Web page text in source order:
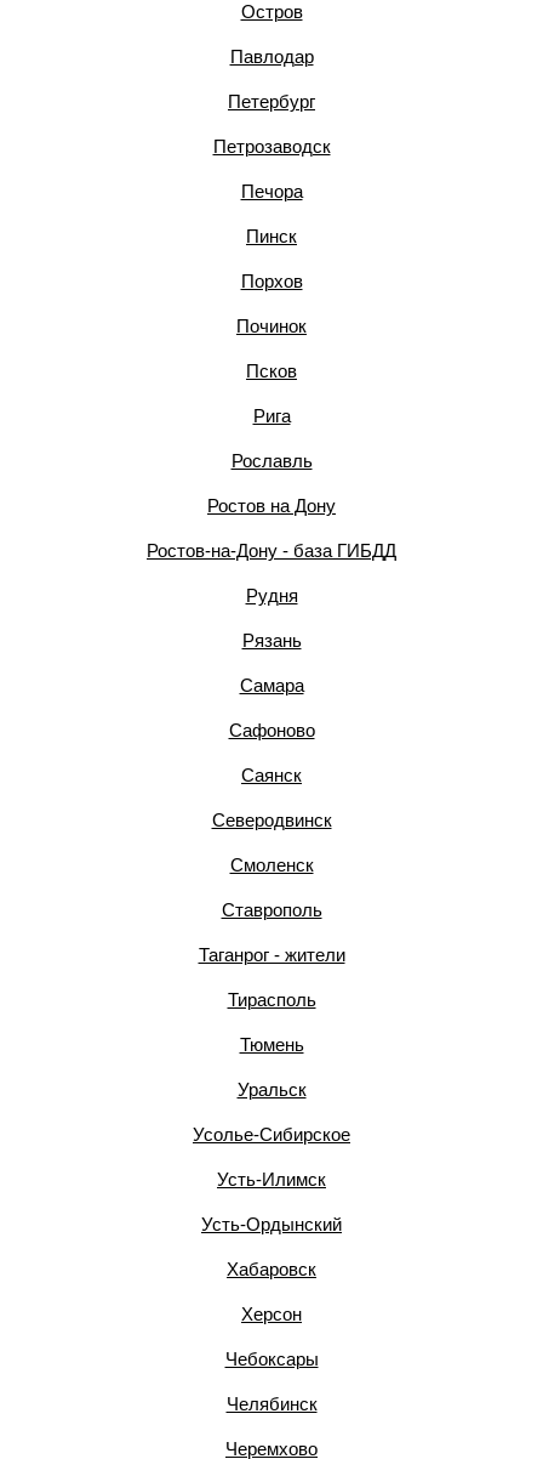
Остров
Павлодар
Петербург
Петрозаводск
Печора
Пинск
Порхов
Починок
Псков
Рига
Рославль
Ростов на Дону
Ростов-на-Дону - база ГИБДД
Рудня
Рязань
Самара
Сафоново
Саянск
Северодвинск
Смоленск
Ставрополь
Таганрог - жители
Тирасполь
Тюмень
Уральск
Усолье-Сибирское
Усть-Илимск
Усть-Ордынский
Хабаровск
Херсон
Чебоксары
Челябинск
Черемхово